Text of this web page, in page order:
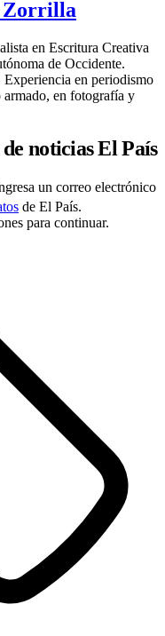
Zorrilla
en Escritura Creativa
de Occidente.
Experiencia en periodismo
en fotografía y
noticias El País
un correo electrónico
de El País.
para continuar.